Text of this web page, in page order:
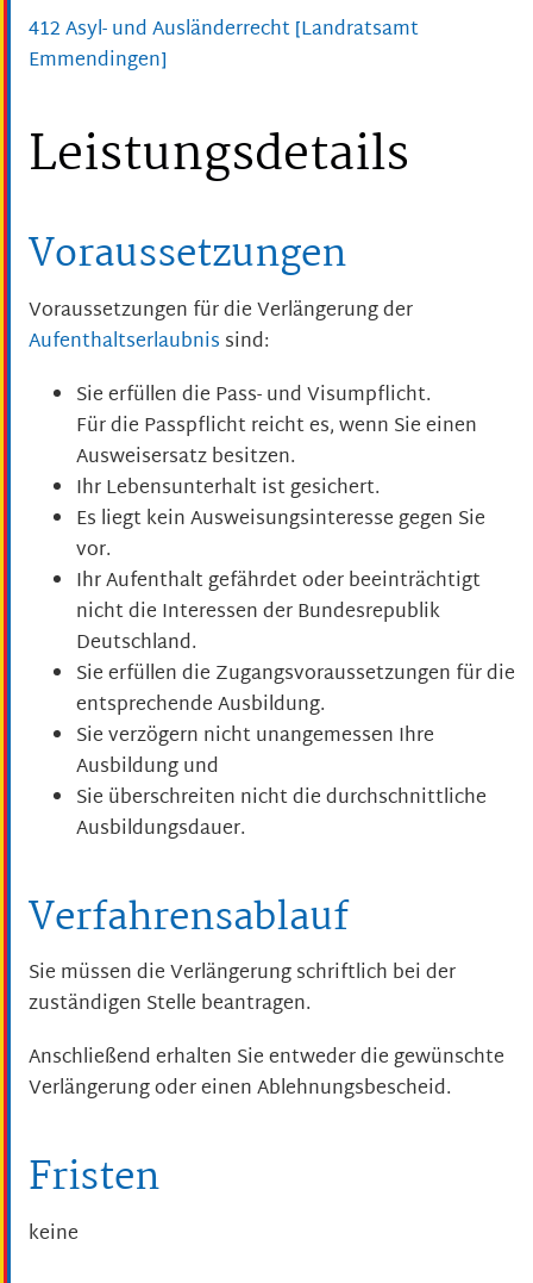
412 Asyl- und Ausländerrecht [Landratsamt
Emmendingen]
Leistungsdetails
Voraussetzungen
Voraussetzungen für die Verlängerung der
Aufenthaltserlaubnis sind:
Sie erfüllen die Pass- und Visumpflicht.
Für die Passpflicht reicht es, wenn Sie einen
Ausweisersatz besitzen.
Ihr Lebensunterhalt ist gesichert.
Es liegt kein Ausweisungsinteresse gegen Sie
vor.
Ihr Aufenthalt gefährdet oder beeinträchtigt
nicht die Interessen der Bundesrepublik
Deutschland.
Sie erfüllen die Zugangsvoraussetzungen für die
entsprechende Ausbildung.
Sie verzögern nicht unangemessen Ihre
Ausbildung und
Sie überschreiten nicht die durchschnittliche
Ausbildungsdauer.
Verfahrensablauf
Sie müssen die Verlängerung schriftlich bei der
zuständigen Stelle beantragen.
Anschließend erhalten Sie entweder die gewünschte
Verlängerung oder einen Ablehnungsbescheid.
Fristen
keine